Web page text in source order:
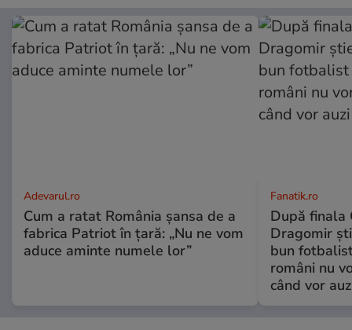
Adevarul.ro
Cum a ratat România șansa de a
fabrica Patriot în țară: „Nu ne vom
aduce aminte numele lor”
Fanatik.ro
După finala
Dragomir
bun
români nu
când vor